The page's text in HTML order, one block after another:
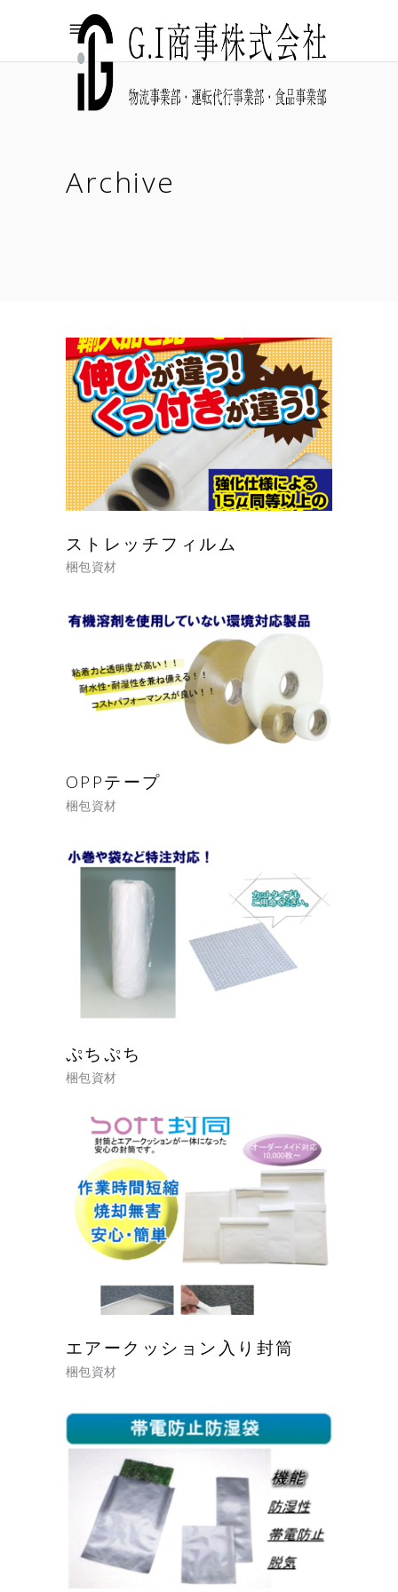
Archive
ストレッチフィルム
梱包資材
OPPテープ
梱包資材
ぷちぷち
梱包資材
エアークッション入り封筒
梱包資材